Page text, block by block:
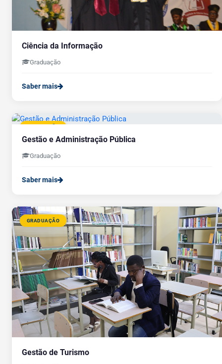
Ciência da Informação
Graduação
Saber mais
Gestão e Administração Pública
Graduação
Saber mais
GRADUAÇÃO
Gestão de Turismo